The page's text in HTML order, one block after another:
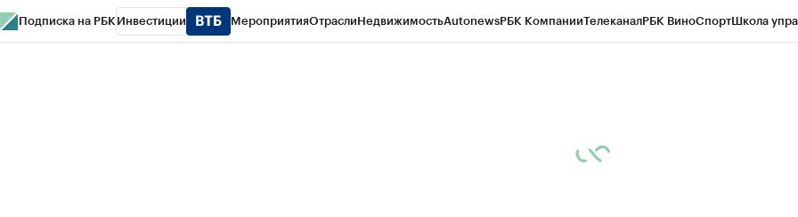
Подписка на РБК Инвестиции МероприятияОтраслиНедвижимостьAutonewsРБК КомпанииТелеканалРБК ВиноСпортШкола